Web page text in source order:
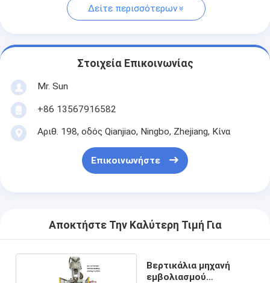
Δείτε περισσότερων
Στοιχεία Επικοινωνίας
Mr. Sun
+86 13567916582
Αριθ. 198, οδός Qianjiao, Ningbo, Zhejiang, Κίνα
Επικοινωνήστε
Αποκτήστε Την Καλύτερη Τιμή Για
Βερτικάλια μηχανή
εμβολιασμού